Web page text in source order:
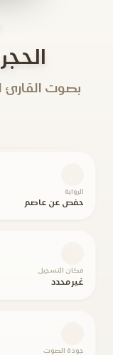
الحجر 85- لاخر السورة
بصوت القارئ
الرواية
حفص عن عاصم
مكان التسجيل
غير محدد
جودة الصوت